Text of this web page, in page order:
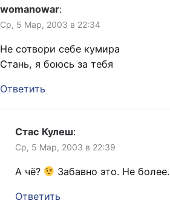
41 Словоблудство на тему:
lkread.bml?
330
http://www.livejournal.com/ta
journal=kknd&itemid=55061
journal=cableguy&itemid=13
http://www.livejournal.com/ta
journal=lonelycactus&itemid=
http://www.livejournal.com/ta
womanowar:
Ср, 5 Мар, 2003 в 22:34
Не сотвори себе кумира
Стань, я боюсь за тебя
Ответить
Стас Кулеш:
Ср, 5 Мар, 2003 в 22:39
А чё? Забавно это. Не более.
Ответить